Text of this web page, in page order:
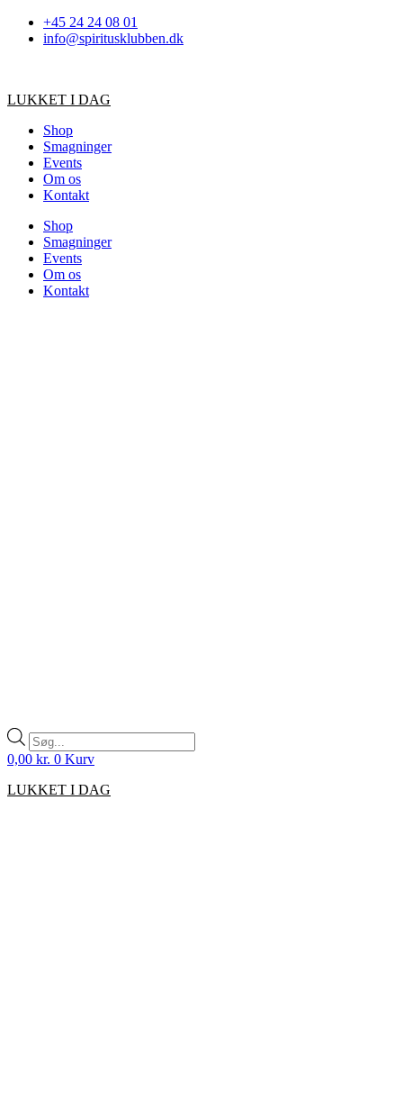
Videre+45 24 24 08 01
info@spiritusklubben.dk
LUKKET I DAG
Shop
Smagninger
Events
Om os
Kontakt
Shop
Smagninger
Events
Om os
Kontakt
Products
search
0,00 kr. 0 Kurv
LUKKET I DAG